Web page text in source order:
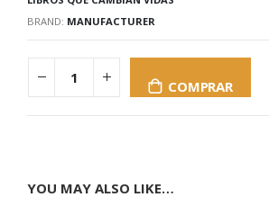
BRAND: MANUFACTURER
COMPRAR
YOU MAY ALSO LIKE…